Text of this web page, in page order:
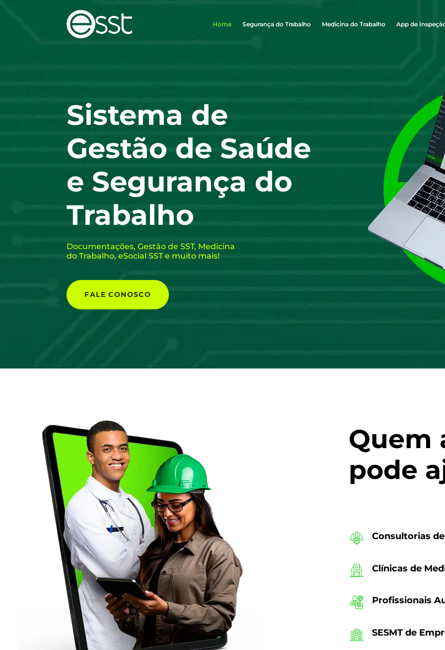
Home Segurança do Trabalho Medicina do Trabalho App de
Sistema de
Gestão de Saúde
e Segurança do
Trabalho
Documentações, Gestão de SST, Medicina
do Trabalho, eSocial SST e muito mais!
FALE CONOSCO
Quem
pode
Consultorias
Clínicas de
Profissionais
SESMT de